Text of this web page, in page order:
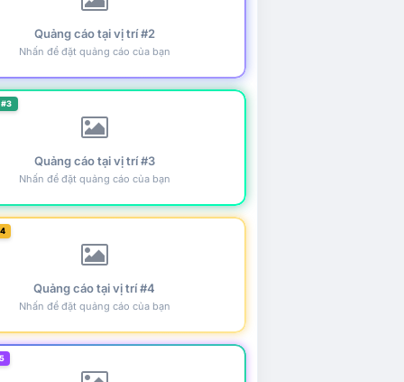
Quảng cáo tại vị trí #2
Nhấn để đặt quảng cáo của bạn
Quảng cáo tại vị trí #3
Nhấn để đặt quảng cáo của bạn
Quảng cáo tại vị trí #4
Nhấn để đặt quảng cáo của bạn